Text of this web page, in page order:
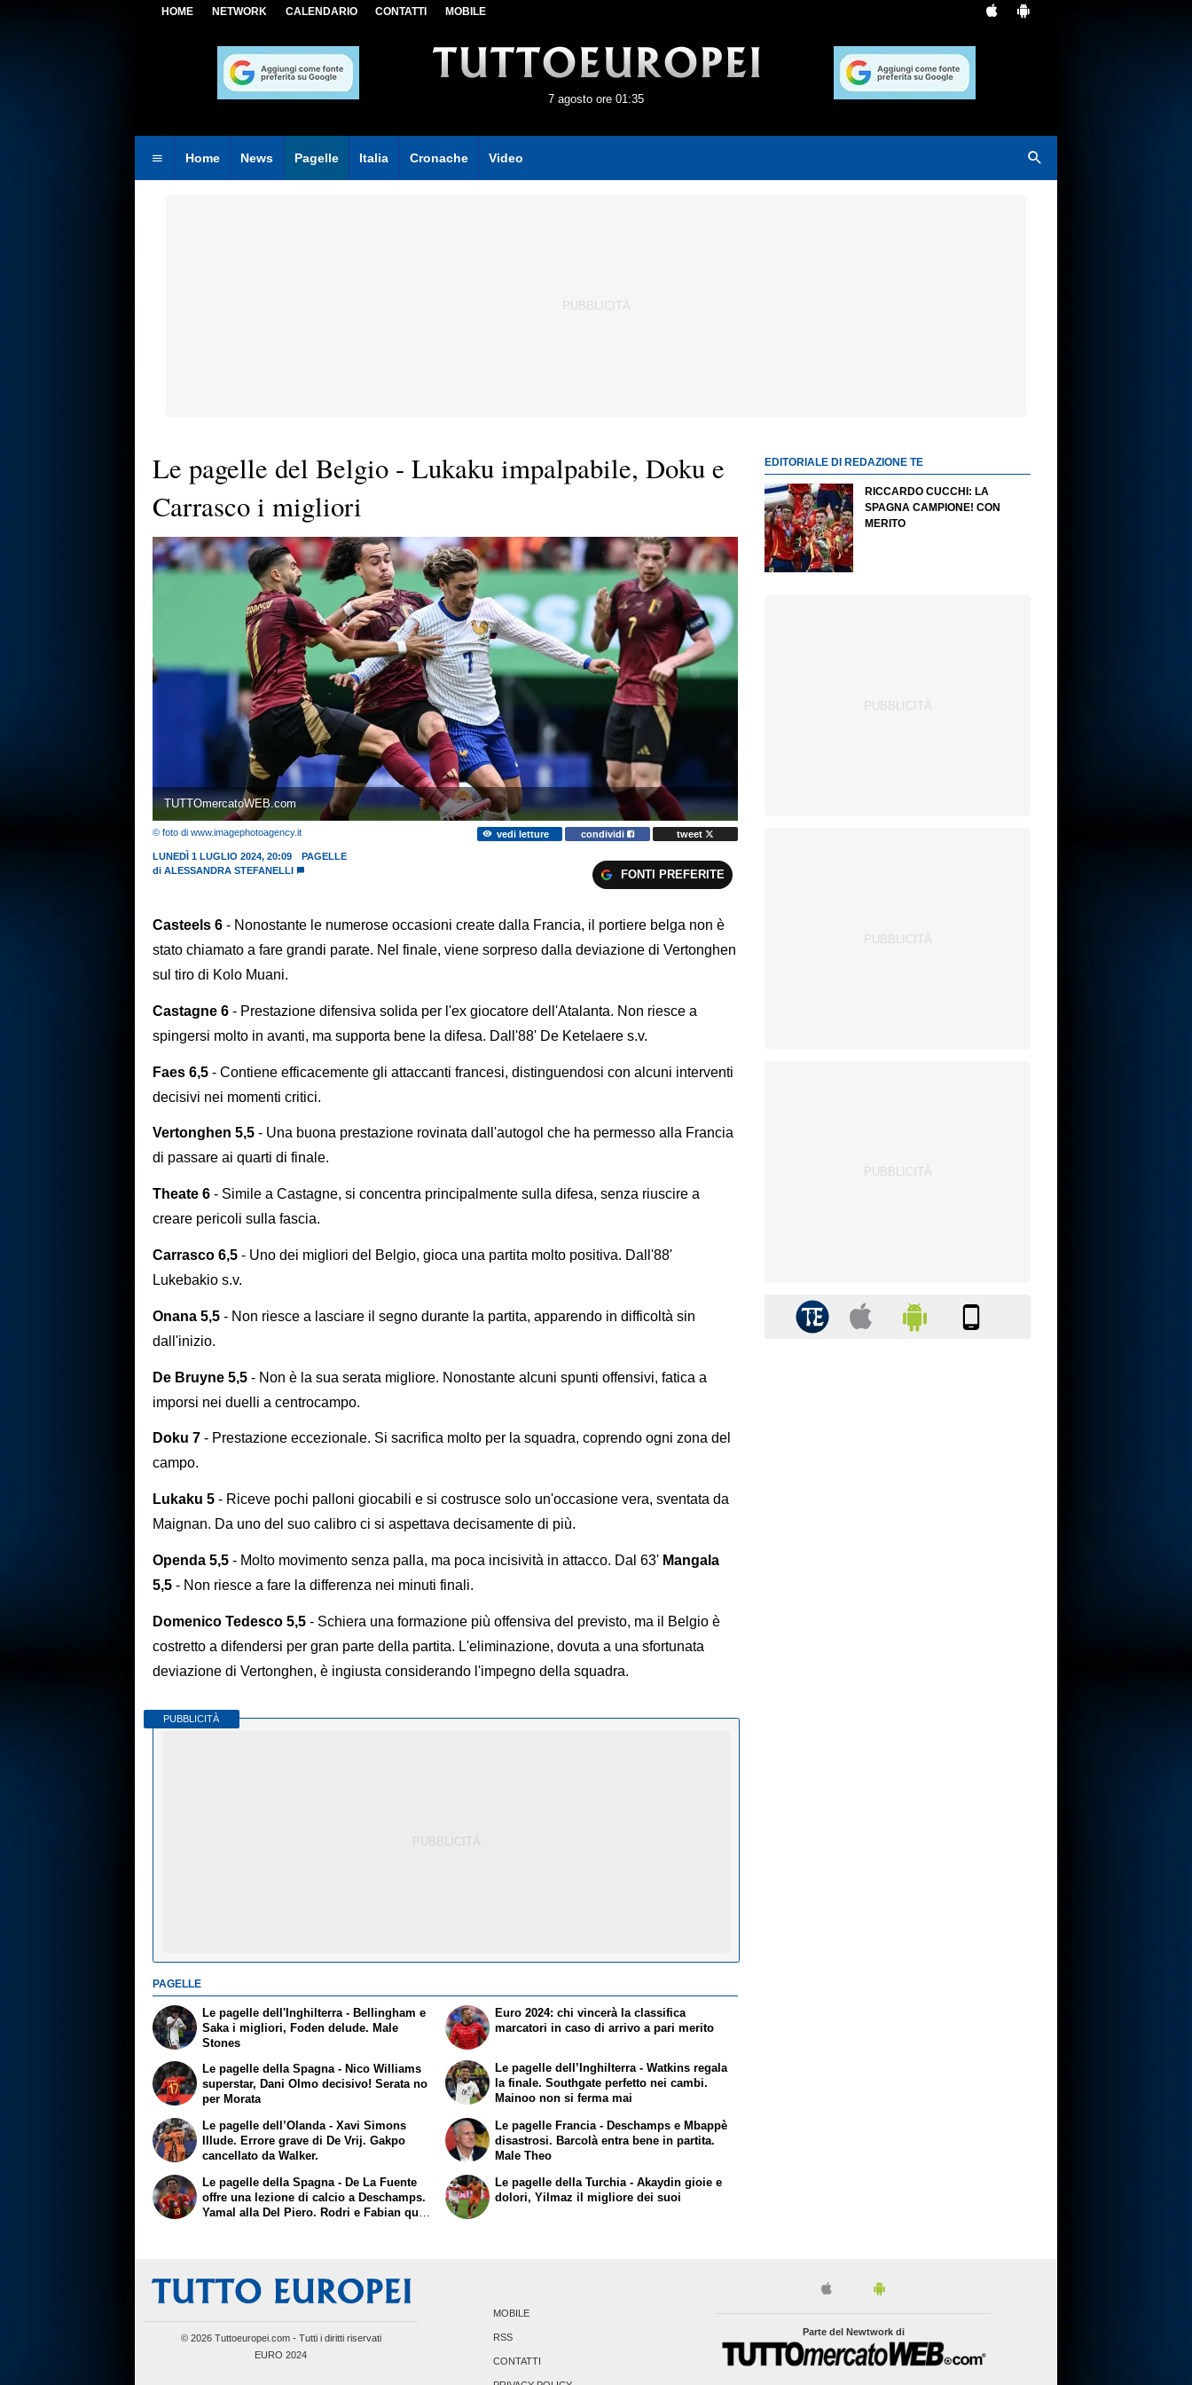
HOME NETWORK CALENDARIO CONTATTI MOBILE
7 agosto ore 01:35
Home News Pagelle Italia Cronache Video
Le pagelle del Belgio - Lukaku impalpabile, Doku e
Carrasco i migliori
TUTTOmercatoWEB.com
© foto di www.imagephotoagency.it vedi letture condividi tweet
LUNEDÌ 1 LUGLIO 2024, 20:09
PAGELLE
di ALESSANDRA STEFANELLI FONTI PREFERITE
Casteels 6 - Nonostante le numerose occasioni create dalla Francia, il portiere belga non è
stato chiamato a fare grandi parate. Nel finale, viene sorpreso dalla deviazione di Vertonghen
sul tiro di Kolo Muani.
Castagne 6 - Prestazione difensiva solida per l'ex giocatore dell'Atalanta. Non riesce a
spingersi molto in avanti, ma supporta bene la difesa. Dall'88' De Ketelaere s.v.
Faes 6,5 - Contiene efficacemente gli attaccanti francesi, distinguendosi con alcuni interventi
decisivi nei momenti critici.
Vertonghen 5,5 - Una buona prestazione rovinata dall'autogol che ha permesso alla Francia
di passare ai quarti di finale.
Theate 6 - Simile a Castagne, si concentra principalmente sulla difesa, senza riuscire a
creare pericoli sulla fascia.
Carrasco 6,5 - Uno dei migliori del Belgio, gioca una partita molto positiva. Dall'88'
Lukebakio s.v.
Onana 5,5 - Non riesce a lasciare il segno durante la partita, apparendo in difficoltà sin
dall'inizio.
De Bruyne 5,5 - Non è la sua serata migliore. Nonostante alcuni spunti offensivi, fatica a
imporsi nei duelli a centrocampo.
Doku 7 - Prestazione eccezionale. Si sacrifica molto per la squadra, coprendo ogni zona del
campo.
Lukaku 5 - Riceve pochi palloni giocabili e si costrusce solo un'occasione vera, sventata da
Maignan. Da uno del suo calibro ci si aspettava decisamente di più.
Openda 5,5 - Molto movimento senza palla, ma poca incisività in attacco. Dal 63' Mangala
5,5 - Non riesce a fare la differenza nei minuti finali.
Domenico Tedesco 5,5 - Schiera una formazione più offensiva del previsto, ma il Belgio è
costretto a difendersi per gran parte della partita. L'eliminazione, dovuta a una sfortunata
deviazione di Vertonghen, è ingiusta considerando l'impegno della squadra.
PUBBLICITÀ
PAGELLE
Le pagelle dell'Inghilterra - Bellingham e
Saka i migliori, Foden delude. Male
Stones
Le pagelle della Spagna - Nico Williams
superstar, Dani Olmo decisivo! Serata no
per Morata
Euro 2024: chi vincerà la classifica
marcatori in caso di arrivo a pari merito
Le pagelle dell’Inghilterra - Watkins regala
la finale. Southgate perfetto nei cambi.
Mainoo non si ferma mai
Le pagelle dell’Olanda - Xavi Simons
Illude. Errore grave di De Vrij. Gakpo
cancellato da Walker.
Le pagelle della Spagna - De La Fuente
offre una lezione di calcio a Deschamps.
Yamal alla Del Piero. Rodri e Fabian quasi
Le pagelle Francia - Deschamps e Mbappè
disastrosi. Barcolà entra bene in partita.
Male Theo
Le pagelle della Turchia - Akaydin gioie e
dolori, Yilmaz il migliore dei suoi
EDITORIALE DI REDAZIONE TE
RICCARDO CUCCHI: LA
SPAGNA CAMPIONE! CON
MERITO
© 2026 Tuttoeuropei.com - Tutti i diritti riservati
EURO 2024
MOBILE
RSS
CONTATTI
Parte del Newtwork di